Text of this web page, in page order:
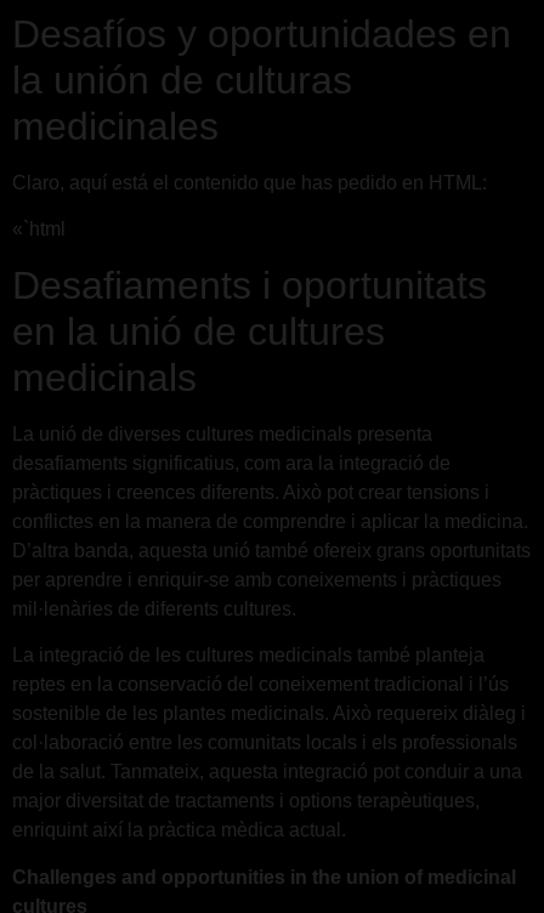
Desafíos y oportunidades en
la unión de culturas
medicinales
Claro, aquí está el contenido que has pedido en HTML:
«`html
Desafiaments i oportunitats
en la unió de cultures
medicinals
La unió de diverses cultures medicinals presenta
desafiaments significatius, com ara la integració de
pràctiques i creences diferents. Això pot crear tensions i
conflictes en la manera de comprendre i aplicar la medicina.
D’altra banda, aquesta unió també ofereix grans oportunitats
per aprendre i enriquir-se amb coneixements i pràctiques
mil·lenàries de diferents cultures.
La integració de les cultures medicinals també planteja
reptes en la conservació del coneixement tradicional i l’ús
sostenible de les plantes medicinals. Això requereix diàleg i
col·laboració entre les comunitats locals i els professionals
de la salut. Tanmateix, aquesta integració pot conduir a una
major diversitat de tractaments i options terapèutiques,
enriquint així la pràctica mèdica actual.
Challenges and opportunities in the union of medicinal
cultures